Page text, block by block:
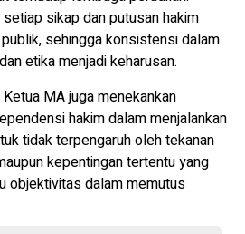
sikap dan putusan hakim
sehingga konsistensi dalam
etika menjadi keharusan.
MA juga menekankan
hakim dalam menjalankan
tidak terpengaruh oleh tekanan
kepentingan tertentu yang
objektivitas dalam memutus